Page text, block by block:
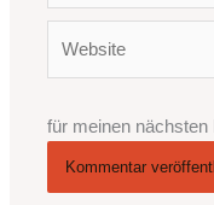
Adresse*
für meinen